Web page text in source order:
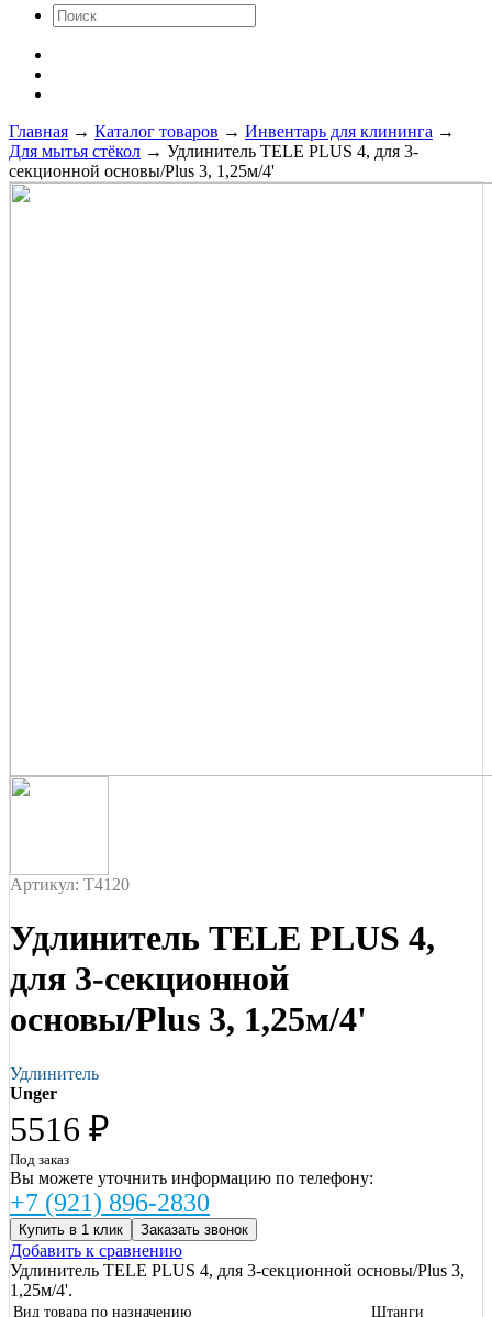
Главная → Каталог товаров → Инвентарь для клининга →
Для мытья стёкол → Удлинитель TELE PLUS 4, для 3-
секционной основы/Plus 3, 1,25м/4'
Артикул: T4120
Удлинитель TELE PLUS 4,
для 3-секционной
основы/Plus 3, 1,25м/4'
Удлинитель
Unger
5516 ₽
Под заказ
Вы можете уточнить информацию по телефону:
+7 (921) 896-2830
Купить в 1 клик Заказать звонок
Добавить к сравнению
Удлинитель TELE PLUS 4, для 3-секционной основы/Plus 3,
1,25м/4'.
Вид товара по назначению Штанги